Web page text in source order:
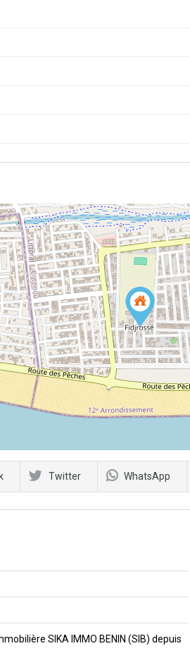
Twitter WhatsApp
SIKA IMMO BENIN (SIB) depuis